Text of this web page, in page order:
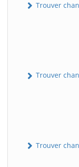
Trouver
Trouver
Trouver